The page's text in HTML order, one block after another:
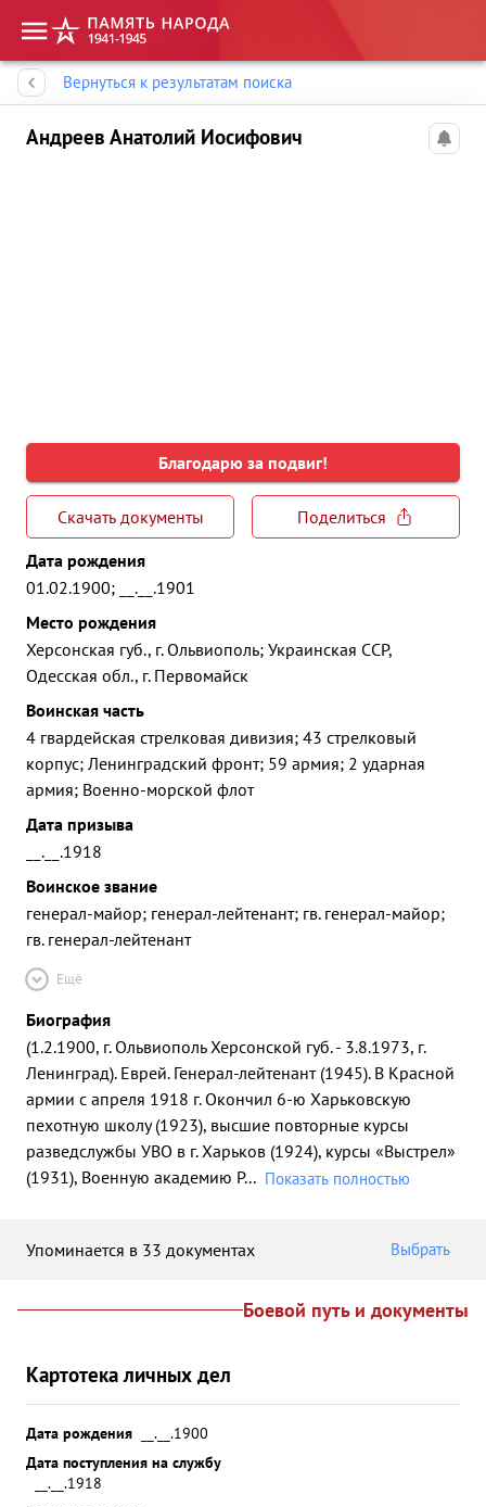
Вернуться к результатам поиска
Андреев Анатолий Иосифович
Благодарю за подвиг!
Скачать документы
Поделиться
Дата рождения
01.02.1900; __.__.1901
Место рождения
Херсонская губ., г. Ольвиополь; Украинская ССР,
Одесская обл., г. Первомайск
Воинская часть
4 гвардейская стрелковая дивизия; 43 стрелковый
корпус; Ленинградский фронт; 59 армия; 2 ударная
армия; Военно-морской флот
Дата призыва
__.__.1918
Воинское звание
генерал-майор; генерал-лейтенант; гв. генерал-майор;
гв. генерал-лейтенант
Ещё
Биография
(1.2.1900, г. Ольвиополь Херсонской губ. - 3.8.1973, г.
Ленинград). Еврей. Генерал-лейтенант (1945). В Красной
армии с апреля 1918 г. Окончил 6-ю Харьковскую
пехотную школу (1923), высшие повторные курсы
разведслужбы УВО в г. Харьков (1924), курсы «Выстрел»
(1931), Военную академию Р... Показать полностью
Упоминается в 33 документах Выбрать
Боевой путь и документы
Картотека личных дел
Дата рождения
__.__.1900
Дата поступления на службу
__.__.1918
Память народа